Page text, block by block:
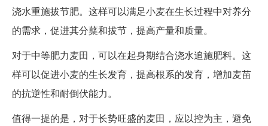
浇水重施拔节肥。这样可以满足小麦在生长过程中对养分
的需求，促进其分蘖和拔节，提高产量和质量。
对于中等肥力麦田，可以在起身期结合浇水追施肥料。这
样可以促进小麦的生长发育，提高根系的发育，增加麦苗
的抗逆性和耐倒伏能力。
值得一提的是，对于长势旺盛的麦田，应以控为主，避免